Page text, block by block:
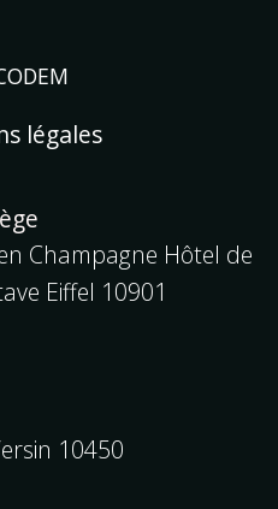
légales
Champagne Hôtel de
Eiffel 10901
10450